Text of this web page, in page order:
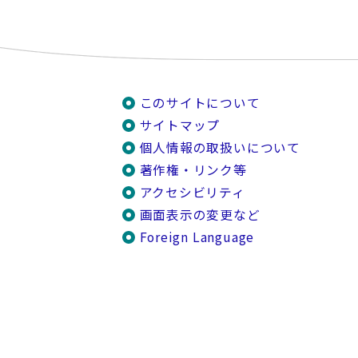
このサイトについて
サイトマップ
個人情報の取扱いについて
著作権・リンク等
アクセシビリティ
画面表示の変更など
Foreign Language